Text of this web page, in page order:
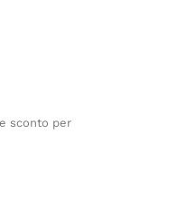
sconto per